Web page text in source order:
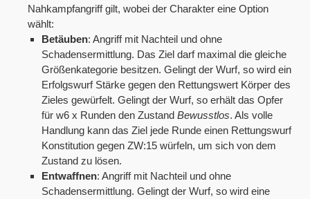
Nahkampfangriff gilt, wobei der Charakter eine Option
wählt:
Betäuben: Angriff mit Nachteil und ohne
Schadensermittlung. Das Ziel darf maximal die gleiche
Größenkategorie besitzen. Gelingt der Wurf, so wird ein
Erfolgswurf Stärke gegen den Rettungswert Körper des
Zieles gewürfelt. Gelingt der Wurf, so erhält das Opfer
für w6 x Runden den Zustand Bewusstlos. Als volle
Handlung kann das Ziel jede Runde einen Rettungswurf
Konstitution gegen ZW:15 würfeln, um sich von dem
Zustand zu lösen.
Entwaffnen: Angriff mit Nachteil und ohne
Schadensermittlung. Gelingt der Wurf, so wird eine